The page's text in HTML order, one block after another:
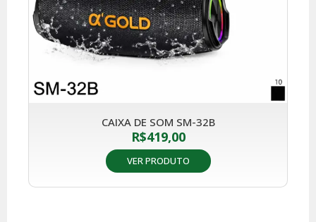
CAIXA DE SOM SM-32B
R$419,00
VER PRODUTO